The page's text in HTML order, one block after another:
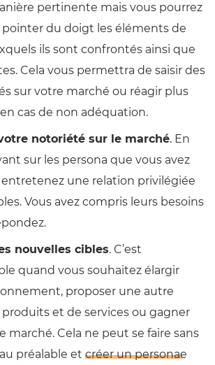
pertinente mais vous pourrez
du doigt les éléments de
ils sont confrontés ainsi que
Cela vous permettra de saisir des
sur votre marché ou réagir plus
cas de non adéquation.
notoriété sur le marché. En
sur les persona que vous avez
entretenez une relation privilégiée
Vous avez compris leurs besoins
nouvelles cibles. C’est
quand vous souhaitez élargir
proposer une autre
et de services ou gagner
marché. Cela ne peut se faire sans
préalable et créer un personae